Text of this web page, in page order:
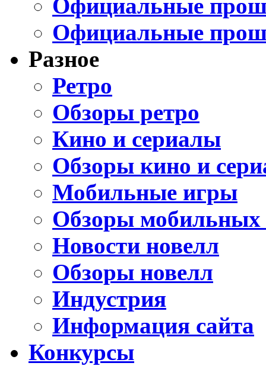
Официальные
Официальные
Разное
Ретро
Обзоры ретро
Кино и сериалы
Обзоры кино и
Мобильные игры
Обзоры мобильных
Новости новелл
Обзоры новелл
Индустрия
Информация сайта
Конкурсы